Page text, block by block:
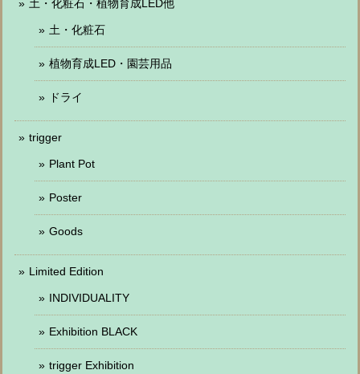
土・化粧石・植物育成LED他
土・化粧石
植物育成LED・園芸用品
ドライ
trigger
Plant Pot
Poster
Goods
Limited Edition
INDIVIDUALITY
Exhibition BLACK
trigger Exhibition